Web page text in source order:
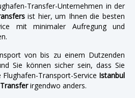
Transfer-Unternehmen in der
ist hier, um Ihnen die besten
mit minimaler Aufregung und
von bis zu einem Dutzenden
Sie können sicher sein, dass Sie
Transport-Service Istanbul
irgendwo anders.